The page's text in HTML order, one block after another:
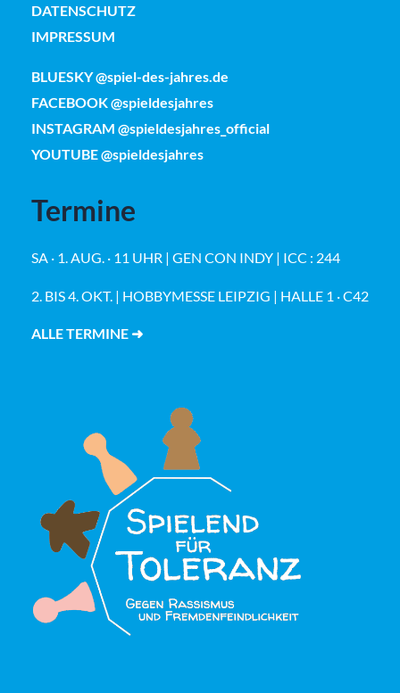
DATENSCHUTZ
IMPRESSUM
BLUESKY @spiel-des-jahres.de
FACEBOOK @spieldesjahres
INSTAGRAM @spieldesjahres_official
YOUTUBE @spieldesjahres
Termine
SA · 1. AUG. · 11 UHR | GEN CON INDY | ICC : 244
2. BIS 4. OKT. | HOBBYMESSE LEIPZIG | HALLE 1 · C42
ALLE TERMINE ➜